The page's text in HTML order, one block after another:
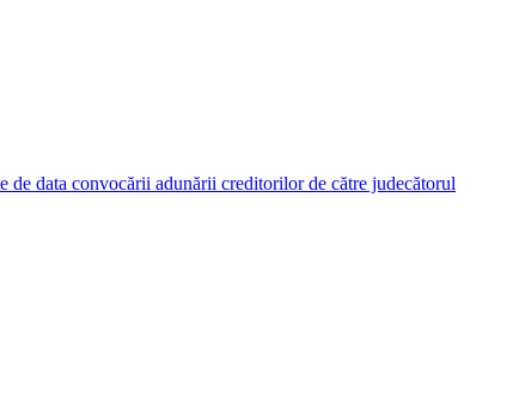
data convocării adunării creditorilor de către judecătorul